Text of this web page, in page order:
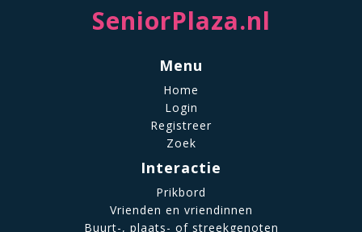
SeniorPlaza.nl
Menu
Home
Login
Registreer
Zoek
Interactie
Prikbord
Vrienden en vriendinnen
Buurt-, plaats- of streekgenoten